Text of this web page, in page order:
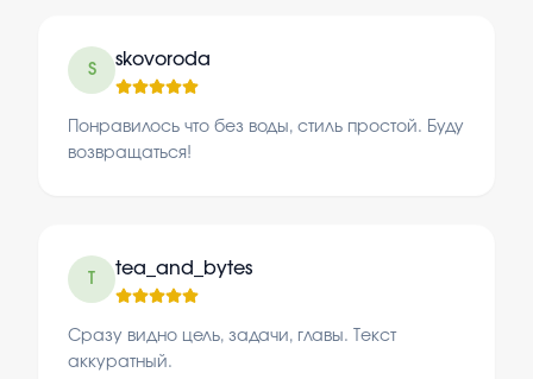
S
skovoroda
Понравилось что без воды, стиль простой. Буду
возвращаться!
tea_and_bytes
Сразу видно цель, задачи, главы. Текст
аккуратный.